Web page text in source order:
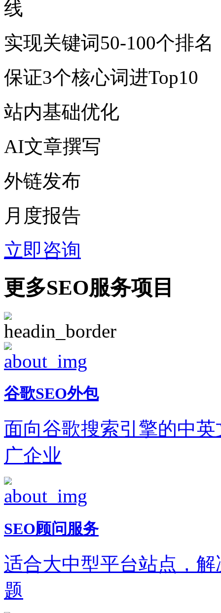
实现关键词50-100个排名
保证3个核心词进Top10
站内基础优化
AI文章撰写
外链发布
月度报告
立即咨询
更多SEO服务项目
谷歌SEO外包
面向谷歌搜索引擎的中
广企业
SEO顾问服务
适合大中型平台站点，
题